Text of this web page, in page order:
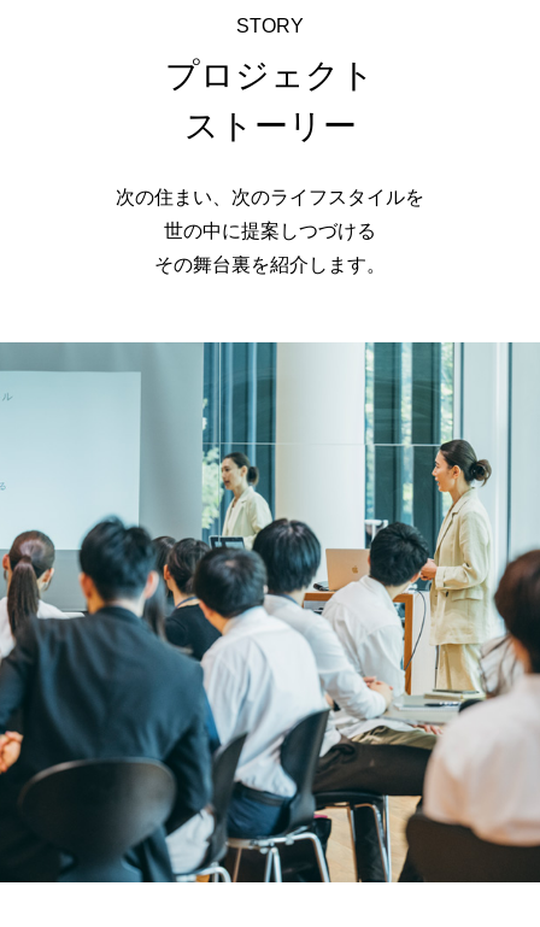
STORY
プロジェクト
ストーリー
次の住まい、次のライフスタイルを
世の中に提案しつづける
その舞台裏を紹介します。